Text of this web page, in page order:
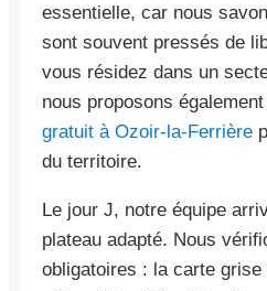
essentielle, car nous
sont souvent pressés de
vous résidez dans un
nous proposons
gratuit à Ozoir-la-Ferrière
du territoire.
Le jour J, notre équipe
plateau adapté. Nous
obligatoires : la carte